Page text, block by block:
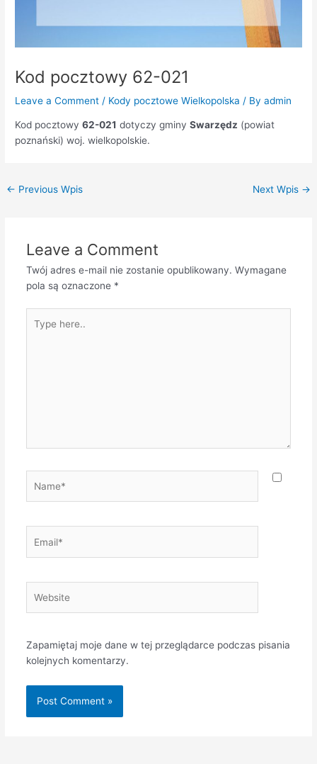
Kod pocztowy 62-021
Leave a Comment / Kody pocztowe Wielkopolska / Byadmin
Kod pocztowy62-021 dotyczy gminySwarzędz (powiat
poznański) woj. wielkopolskie.
← Previous Wpis Next Wpis →
Leave a Comment
Twój adres e-mail nie zostanie opublikowany. Wymagane
pola są oznaczone *
here..
Zapamiętaj moje dane w tej przeglądarce podczas pisania
kolejnych komentarzy.